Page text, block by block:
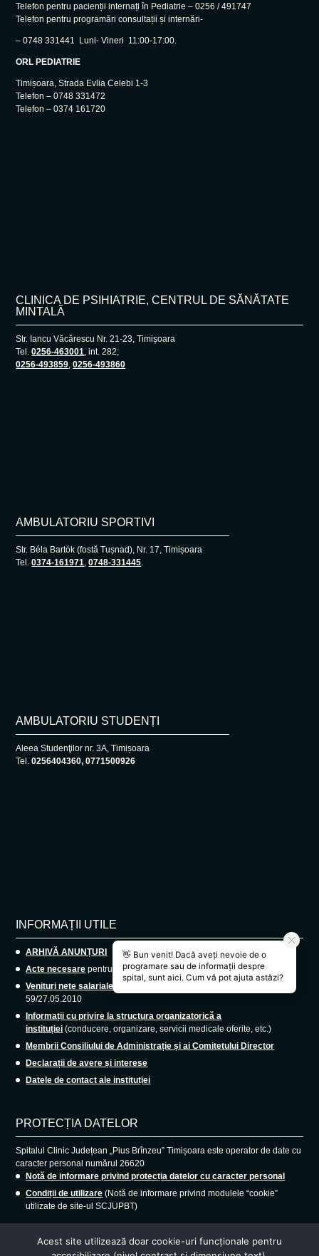
Telefon pentru pacienții internați în Pediatrie – 0256 / 491747
Telefon pentru programări consultații și internări-
– 0748 331441 Luni- Vineri 11:00-17:00.
ORL PEDIATRIE
Timișoara, Strada Evlia Celebi 1-3
Telefon – 0748 331472
Telefon – 0374 161720
CLINICA DE PSIHIATRIE, CENTRUL DE SĂNĂTATE
MINTALĂ
Str. Iancu Văcărescu Nr. 21-23, Timișoara
Tel.0256-463001, int. 282;
0256-493859,0256-493860
AMBULATORIU SPORTIVI
Str. Béla Bartók (fostă Tușnad), Nr. 17, Timișoara
Tel.0374-161971,0748-331445.
AMBULATORIU STUDENȚI
Aleea Studenţilor nr. 3A, Timișoara
Tel.0256404360, 0771500926
INFORMAȚII UTILE
ARHIVĂ ANUNȚURI
Acte necesare pentru angajare medici rezidenți.
Venituri nete salariale lunare
59/27.05.2010
Informații cu privire la structura organizatorică a
instituției (conducere, organizare, servicii medicale oferite, etc.)
Membrii Consiliului de Administrație și ai Comitetului Director
Declarații de avere și interese
Datele de contact ale instituției
PROTECȚIA DATELOR
Spitalul Clinic Județean „Pius Brînzeu” Timișoara este operator de date cu
caracter personal numărul 26620
Notă de informare privind protecția datelor cu caracter personal
Condiții de utilizare (Notă de informare privind modulele “cookie”
utilizate de site-ul SCJUPBT)
Acest site utilizează doar cookie-uri funcționale pentru